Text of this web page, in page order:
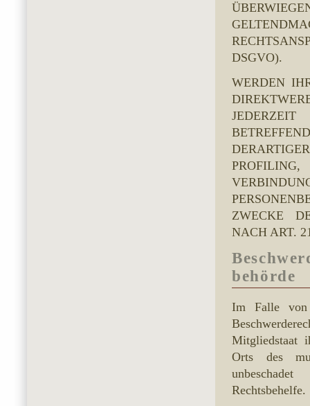
DSGVO).
WERDEN
ZWECKE
NACH ART.
behörde
Im Falle von
Mitgliedstaat
Orts des
Rechtsbehelfe.